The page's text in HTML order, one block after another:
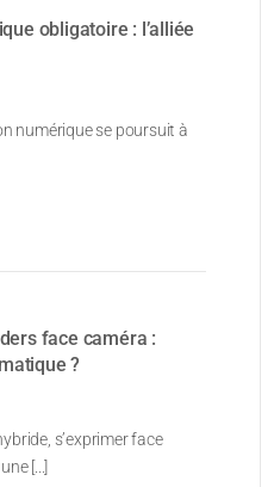
obligatoire : l’alliée
numérique se poursuit à
face caméra :
?
s’exprimer face
[...]